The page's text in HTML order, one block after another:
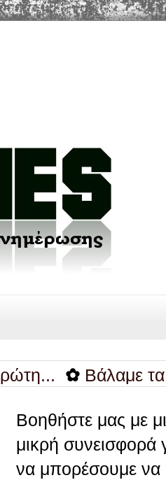
✿ Βάλαμε τα
Βοηθήστε μας με
μικρή συνεισφορά
να μπορέσουμε να